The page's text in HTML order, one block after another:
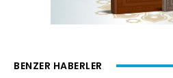
BENZER HABERLER